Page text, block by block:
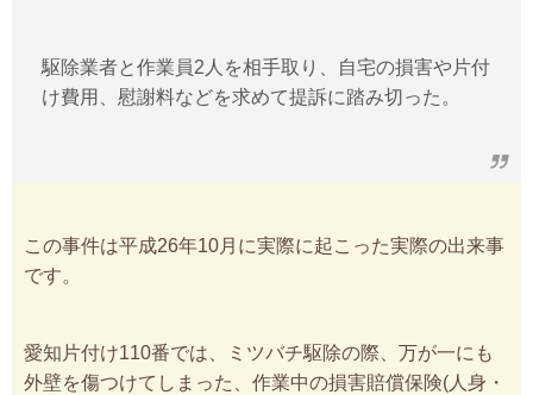
駆除業者と作業員2人を相手取り、自宅の損害や片付
け費用、慰謝料などを求めて提訴に踏み切った。
この事件は平成26年10月に実際に起こった実際の出来事
です。
愛知片付け110番では、ミツバチ駆除の際、万が一にも
外壁を傷つけてしまった、作業中の損害賠償保険(人身・